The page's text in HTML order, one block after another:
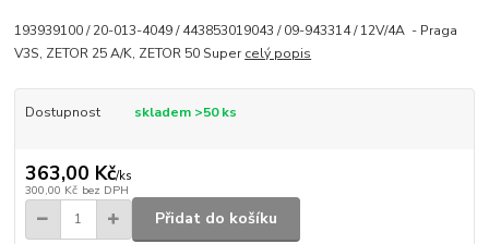
193939100 / 20-013-4049 / 443853019043 / 09-943314 / 12V/4A - Praga
V3S, ZETOR 25 A/K, ZETOR 50 Supercelý popis
Dostupnost skladem >50 ks
363,00 Kč/ks
300,00 Kč bez DPH
Přidat do košíku